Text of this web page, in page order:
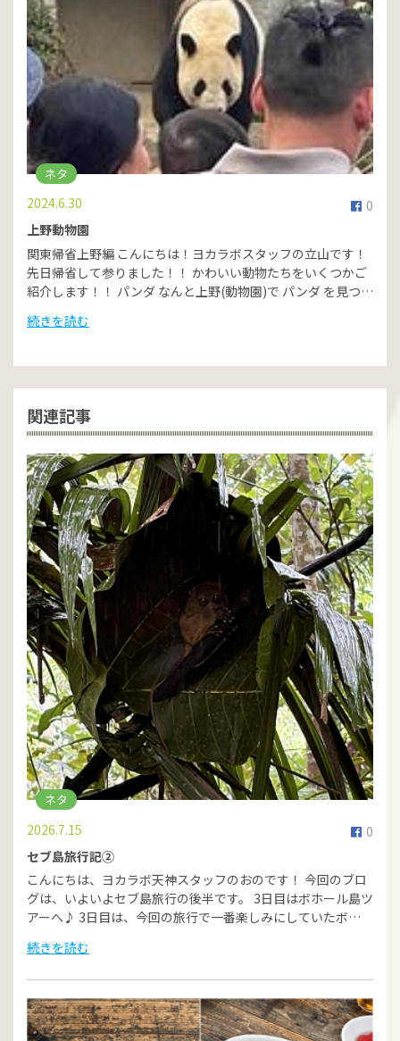
ネタ
0
2024.6.30
上野動物園
関東帰省上野編 こんにちは！ヨカラボスタッフの立山です！
先日帰省して参りました！！ かわいい動物たちをいくつかご
紹介します！！ パンダ なんと上野(動物園)で パンダ を見つ…
続きを読む
関連記事
ネタ
0
2026.7.15
セブ島旅行記②
こんにちは、ヨカラボ天神スタッフのおのです！ 今回のブロ
グは、いよいよセブ島旅行の後半です。 3日目はボホール島ツ
アーへ♪ 3日目は、今回の旅行で一番楽しみにしていたボ…
続きを読む